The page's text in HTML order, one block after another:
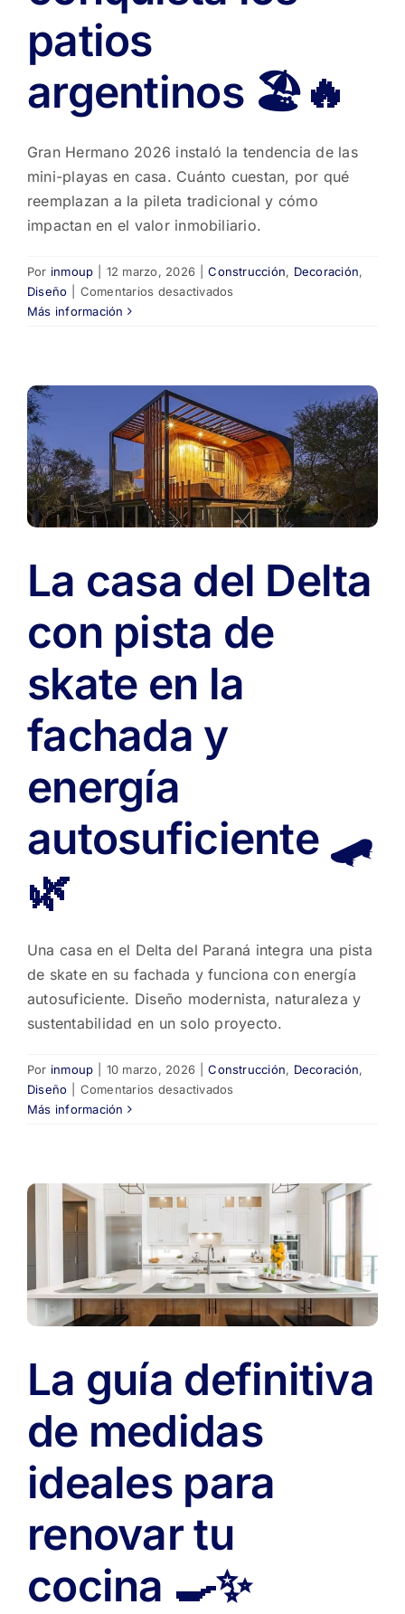
patios
argentinos 🏖️🔥
Gran Hermano 2026 instaló la tendencia de las
mini-playas en casa. Cuánto cuestan, por qué
reemplazan a la pileta tradicional y cómo
impactan en el valor inmobiliario.
Por inmoup 12 marzo, 2026 Construcción, Decoración,
Diseño
Comentarios desactivados
que
en
Gran
Hermano
y
ahora
conquista
patios
argentinos
🔥
Más información
La casa del Delta
con pista de
skate en la
fachada y
energía
autosuficiente 🛹
🌿
Una casa en el Delta del Paraná integra una pista
de skate en su fachada y funciona con energía
autosuficiente. Diseño modernista, naturaleza y
sustentabilidad en un solo proyecto.
Por inmoup 10 marzo, 2026 Construcción, Decoración,
Diseño
Comentarios desactivados
con
pista
skate
en
la
fachada
y
autosuficiente
🛹
Más información
La guía definitiva
de medidas
ideales para
renovar tu
cocina 🍳✨